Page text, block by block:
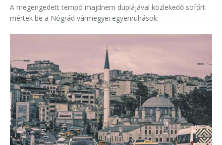
A megengedett tempó majdnem duplájával közlekedő sofőrt
mértek be a Nógrád vármegyei egyenruhások.